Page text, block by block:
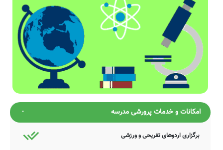
امکانات و خدمات پرورشی مدرسه
برگزاری اردوهای تفریحی و ورزشی